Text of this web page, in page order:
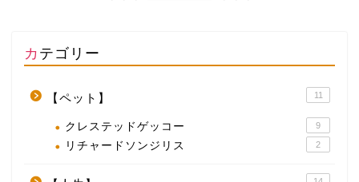
カテゴリー
【ペット】 11
クレステッドゲッコー 9
リチャードソンジリス 2